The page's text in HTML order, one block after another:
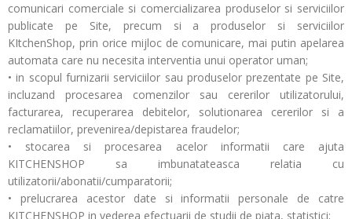
comunicari comerciale si comercializarea produselor si serviciilor
publicate pe Site, precum si a produselor si serviciilor
KItchenShop, prin orice mijloc de comunicare, mai putin apelarea
automata care nu necesita interventia unui operator uman;
• in scopul furnizarii serviciilor sau produselor prezentate pe Site,
incluzand procesarea comenzilor sau cererilor utilizatorului,
facturarea, recuperarea debitelor, solutionarea cererilor si a
reclamatiilor, prevenirea/depistarea fraudelor;
• stocarea si procesarea acelor informatii care ajuta
KITCHENSHOP sa imbunatateasca relatia cu
utilizatorii/abonatii/cumparatorii;
• prelucrarea acestor date si informatii personale de catre
KITCHENSHOP in vederea efectuarii de studii de piata, statistici;